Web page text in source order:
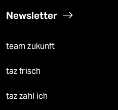
Newsletter
team zukunft
taz frisch
taz zahl ich